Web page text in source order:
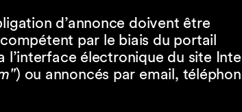
d’annonce doivent être
par le biais du portail
l’interface électronique du site
) ou annoncés par email,